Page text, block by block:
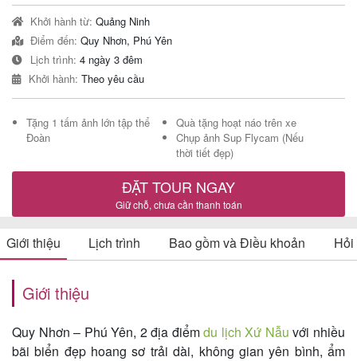
Combo
Quy
Nhơn
Lịch
Tin
Khởi hành từ: Quảng Ninh
Điểm đến: Quy Nhơn, Phú Yên
Lịch trình: 4 ngày 3 đêm
Khởi hành: Theo yêu cầu
Tặng 1 tấm ảnh lớn tập thể
Đoàn
Quà tặng hoạt náo trên xe
Chụp ảnh Sup Flycam (Nếu
thời tiết đẹp)
ĐẶT TOUR NGAY
Giữ chỗ, chưa cần thanh toán
Giới thiệu Lịch trình Bao gồm và Điều khoản
Giới thiệu
Quy Nhơn – Phú Yên, 2 địa điểmdu lịch Xứ Nẫu với nhiều
bãi biển đẹp hoang sơ trải dài, không gian yên bình, ẩm